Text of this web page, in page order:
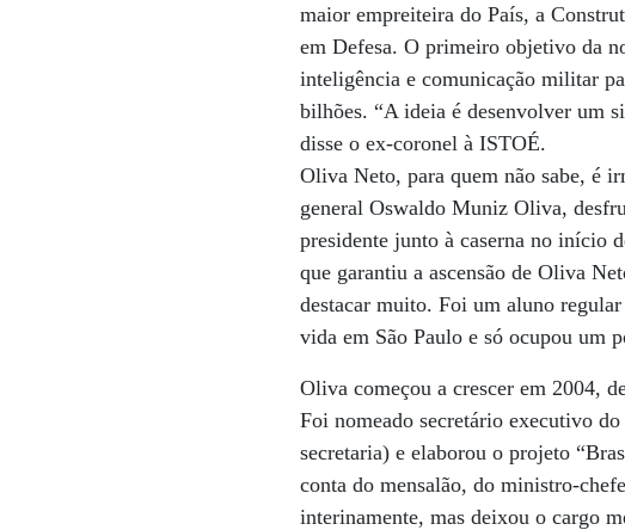
maior empreiteira do País, a
em Defesa. O primeiro objetivo da
inteligência e comunicação militar
bilhões. “A ideia é desenvolver um
disse o ex-coronel à ISTOÉ.
Oliva Neto, para quem não sabe, é
general Oswaldo Muniz Oliva,
presidente junto à caserna no início
que garantiu a ascensão de Oliva
destacar muito. Foi um aluno
vida em São Paulo e só ocupou um
Oliva começou a crescer em 2004,
Foi nomeado secretário executivo
secretaria) e elaborou o projeto
conta do mensalão, do ministro-
interinamente, mas deixou o cargo